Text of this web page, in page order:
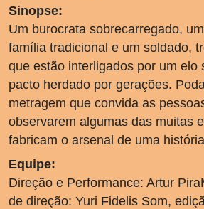
Sinopse:
Um burocrata sobrecarregado,
família tradicional e um soldado,
que estão interligados por um elo
pacto herdado por gerações.
metragem que convida as
observarem algumas das muitas
fabricam o arsenal de uma
Equipe:
Direção e Performance: Artur
de direção: Yuri Fidelis Som,